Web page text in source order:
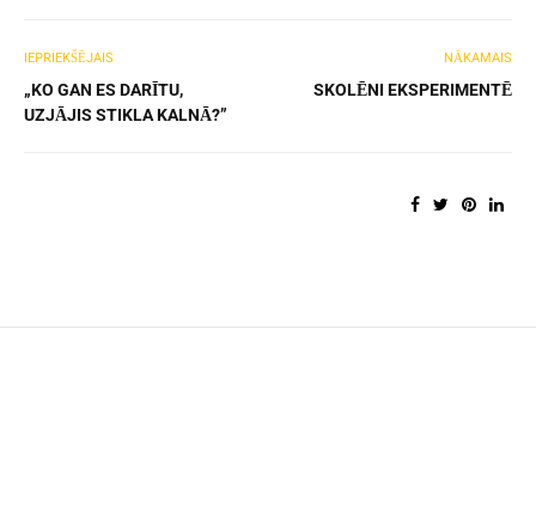
IEPRIEKŠĒJAIS
„KO GAN ES DARĪTU,
UZJĀJIS STIKLA KALNĀ?”
NĀKAMAIS
SKOLĒNI EKSPERIMENTĒ